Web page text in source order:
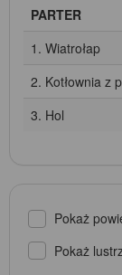
PARTER
1. Wiatrołap
2. Kotłownia z
3. Hol
Pokaż
Pokaż